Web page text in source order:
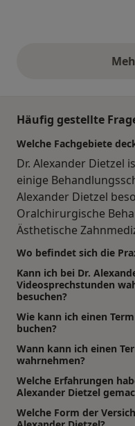
Häufig gestellte
Welche Fachgebiete
Dr. Alexander Dietzel
einige
Alexander Dietzel
Oralchirurgische
Ästhetische
Wo befindet sich die
Kann ich bei Dr.
Videosprechstunden
besuchen?
Wie kann ich einen
buchen?
Wann kann ich einen
wahrnehmen?
Welche Erfahrungen
Alexander Dietzel
Welche Form der